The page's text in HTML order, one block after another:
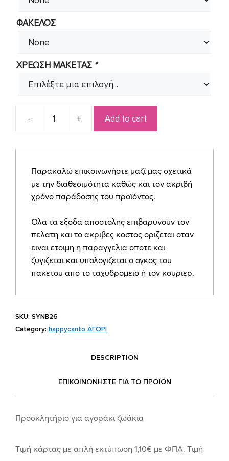
ΦΑΚΕΛΟΣ
ΧΡΕΩΣΗ ΜΑΚΕΤΑΣ *
Προσκλητήριο
αγοράκι
SYNΒ26
quantity
Add to cart
Παρακαλώ επικοινωνήστε μαζί μας σχετικά
με την διαθεσιμότητα καθώς και τον ακριβή
χρόνο παράδοσης του προϊόντος.
Ολα τα εξοδα αποστολης επιβαρυνουν τον
πελατη και το ακριβες κοστος οριζεται οταν
ειναι ετοιμη η παραγγελια οποτε και
ζυγιζεται και υπολογιζεται ο ογκος του
πακετου απο το ταχυδρομειο ή τον κουριερ.
SKU: SYNΒ26
Category: happycanto ΑΓΟΡΙ
DESCRIPTION
ΕΠΙΚΟΙΝΩΝΗΣΤΕ ΓΙΑ ΤΟ ΠΡΟΪOΝ
Προσκλητήριο για αγοράκι ζωάκια
Tιμή κάρτας με απλή εκτύπωση 1,10€ με ΦΠΑ. Tιμή